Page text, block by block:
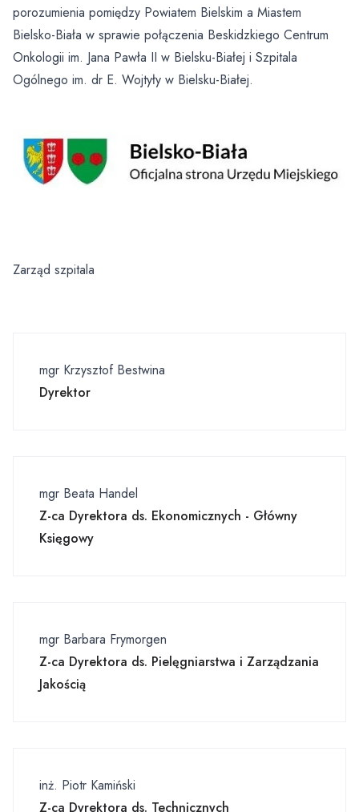
porozumienia pomiędzy Powiatem Bielskim a Miastem
Bielsko-Biała w sprawie połączenia Beskidzkiego Centrum
Onkologii im. Jana Pawła II w Bielsku-Białej i Szpitala
Ogólnego im. dr E. Wojtyły w Bielsku-Białej.
Zarząd szpitala
mgr Krzysztof Bestwina
Dyrektor
mgr Beata Handel
Z-ca Dyrektora ds. Ekonomicznych - Główny
Księgowy
mgr Barbara Frymorgen
Z-ca Dyrektora ds. Pielęgniarstwa i Zarządzania
Jakością
inż. Piotr Kamiński
Z-ca Dyrektora ds. Technicznych